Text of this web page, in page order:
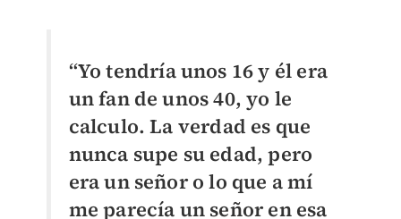
“Yo tendría unos 16 y él era
un fan de unos 40, yo le
calculo. La verdad es que
nunca supe su edad, pero
era un señor o lo que a mí
me parecía un señor en esa